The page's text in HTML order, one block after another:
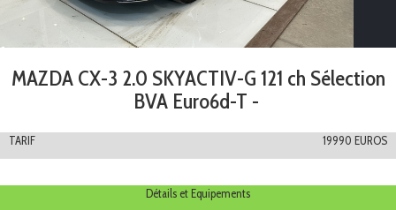
MAZDA CX-3 2.0 SKYACTIV-G 121 ch Sélection
BVA Euro6d-T -
TARIF 19990 EUROS
Détails et Equipements